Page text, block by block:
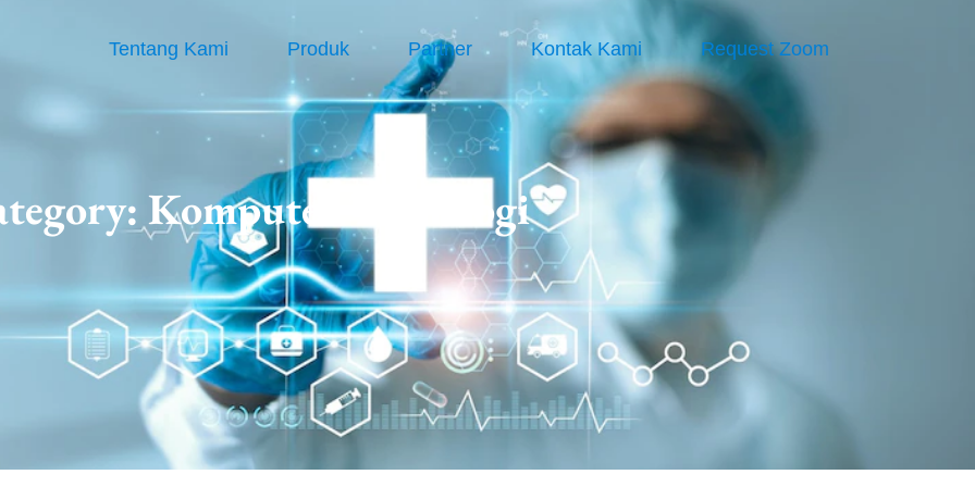
Tentang Kami Produk Partner Kontak Kami Request Zoom
Komputer Teknologi